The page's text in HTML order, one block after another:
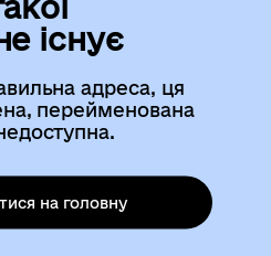
існує
адреса, ця
перейменована
на головну